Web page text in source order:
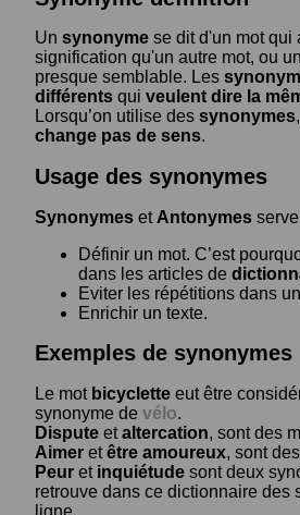
Un synonyme se dit d'un mot qui
signification qu'un autre mot, ou
presque semblable. Les
différents qui veulent dire la
Lorsqu’on utilise des synonymes
change pas de sens.
Usage des synonymes
Synonymes et Antonymes
Définir un mot. C’est
dans les articles de
Eviter les répétitions dans
Enrichir un texte.
Exemples de synonymes
Le mot bicyclette eut être
synonyme de vélo.
Dispute etaltercation, sont des
Aimer etêtre amoureux, sont
Peur et inquiétude sont deux
retrouve dans ce dictionnaire des
ligne.